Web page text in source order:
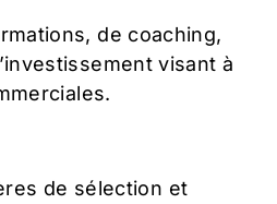
de coaching,
visant à
de sélection et